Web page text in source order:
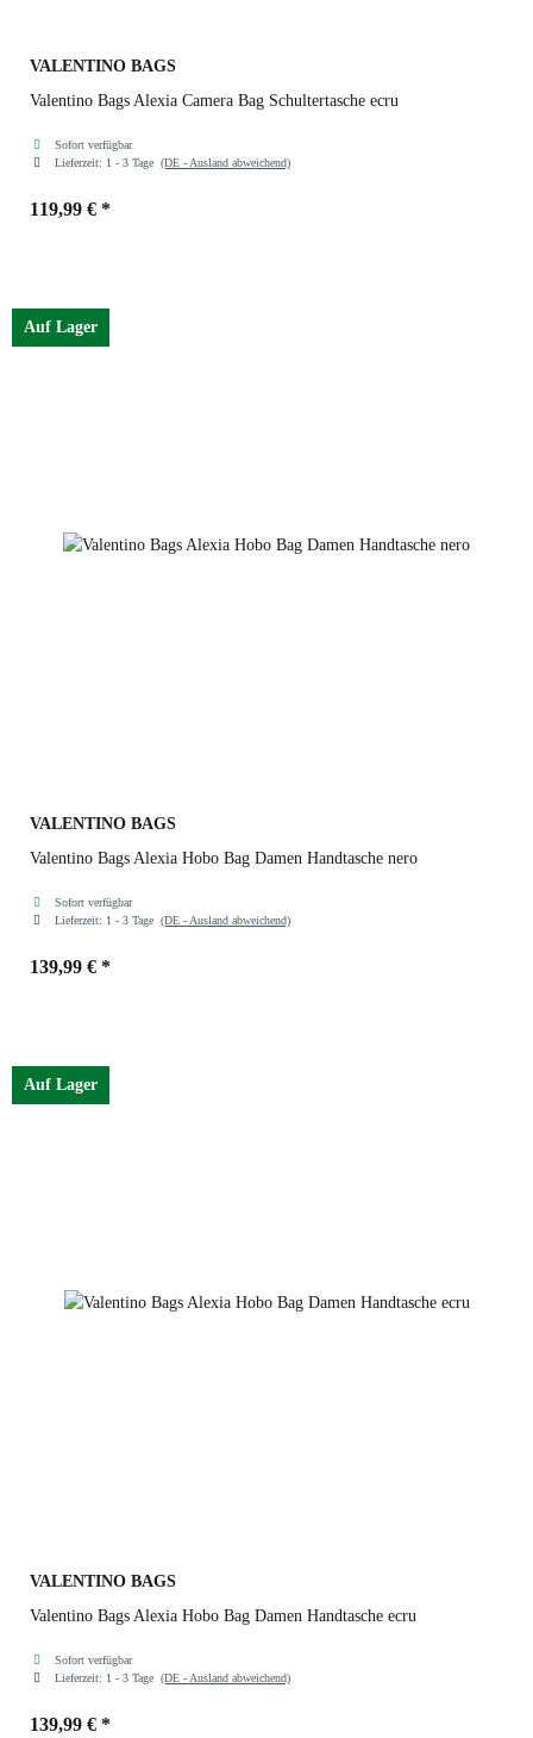
VALENTINO BAGS
Valentino Bags Alexia Camera Bag Schultertasche ecru
Sofort verfügbar
Lieferzeit: 1 - 3 Tage (DE - Ausland abweichend)
119,99 € *
Auf Lager
VALENTINO BAGS
Valentino Bags Alexia Hobo Bag Damen Handtasche nero
Sofort verfügbar
Lieferzeit: 1 - 3 Tage (DE - Ausland abweichend)
139,99 € *
Auf Lager
VALENTINO BAGS
Valentino Bags Alexia Hobo Bag Damen Handtasche ecru
Sofort verfügbar
Lieferzeit: 1 - 3 Tage (DE - Ausland abweichend)
139,99 € *